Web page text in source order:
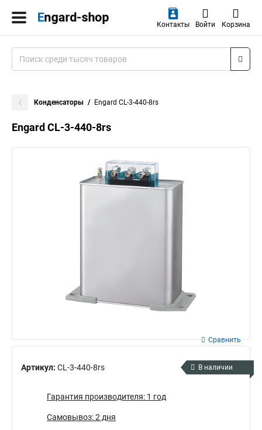
Контакты Войти Корзина
Конденсаторы Engard CL-3-440-8rs
Engard CL-3-440-8rs
Артикул: CL-3-440-8rs
Сравнить
В наличии
Гарантия производителя: 1 год
Самовывоз: 2 дня